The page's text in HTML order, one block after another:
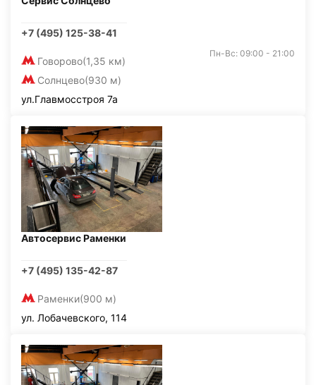
+7 (495) 125-38-41
Говорово(1,35 км)
Солнцево(930 м)
Пн-Вс: 09:00 - 21:00
ул.Главмосстроя 7а
Автосервис Раменки
+7 (495) 135-42-87
Раменки(900 м)
ул. Лобачевского, 114